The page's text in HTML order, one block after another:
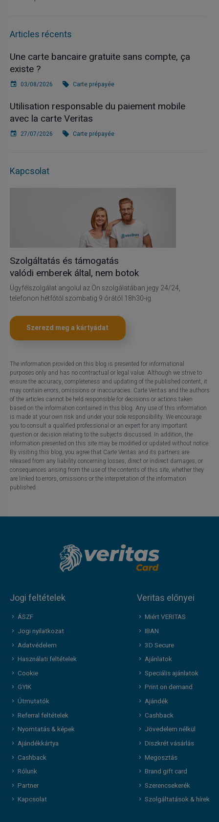
Articles récents
Une carte bancaire gratuite sans compte, ça
existe ?
03/08/2026 Carte prépayée
Utilisation responsable du paiement mobile
avec la carte Veritas
27/07/2026 Carte prépayée
Kapcsolat
Szolgáltatás és támogatás
valódi emberek által, nem botok
Ügyfélszolgálat angolul az Ön szolgálatában jegy 24/24,
telefonon hétfőtől szombatig 9 órától 18h30-ig
Szerezd meg a kártyádat
The information provided on this blog is presented for informational
purposes only and has no contractual or legal value. Although we strive to
ensure the accuracy, completeness and updating of the published content, it
may contain errors, omissions or inaccuracies. Carte Veritas and the authors
of the articles cannot be held responsible for decisions or actions taken
based on the information contained in this blog. Any use of this information
is made at your own risk and under your sole responsibility. We encourage
you to consult a qualified professional or an expert for any important
question or decision relating to the subjects discussed. In addition, the
information presented on this site may be modified or updated without notice.
By visiting this blog, you agree that Carte Veritas and its partners are
released from any liability concerning losses, direct or indirect damages, or
consequences arising from the use of the contents of this site, whether they
are linked to errors, omissions or the interpretation of the information
published.
Jogi feltételek
ÁSZF
Jogi nyilatkozat
Adatvédelem
Használati feltételek
Cookie
GYIK
Útmutatók
Referral feltételek
Nyomtatás & képek
Ajándékkártya
Cashback
Rólunk
Partner
Kapcsolat
Veritas előnyei
Miért VERITAS
IBAN
3D Secure
Ajánlatok
Speciális ajánlatok
Print on demand
Ajándék
Cashback
Jövedelem nélkül
Diszkrét vásárlás
Megosztás
Brand gift card
Szerencsekerék
Szolgáltatások & hírek